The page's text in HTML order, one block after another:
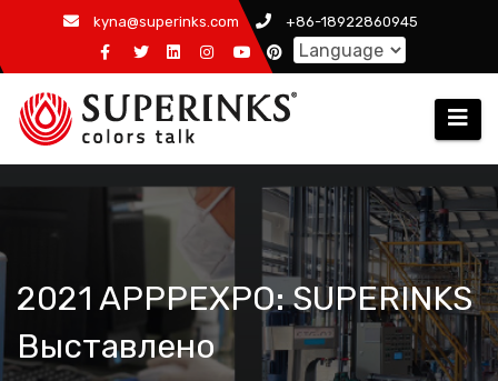
content
kyna@superinks.com +86-18922860945
2021 APPPEXPO: SUPERINKS
Выставлено